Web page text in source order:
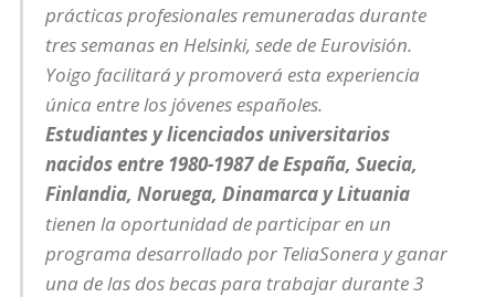
prácticas profesionales remuneradas durante
tres semanas en Helsinki, sede de Eurovisión.
Yoigo facilitará y promoverá esta experiencia
única entre los jóvenes españoles.
Estudiantes y licenciados universitarios
nacidos entre 1980-1987 de España, Suecia,
Finlandia, Noruega, Dinamarca y Lituania
tienen la oportunidad de participar en un
programa desarrollado por TeliaSonera y ganar
una de las dos becas para trabajar durante 3